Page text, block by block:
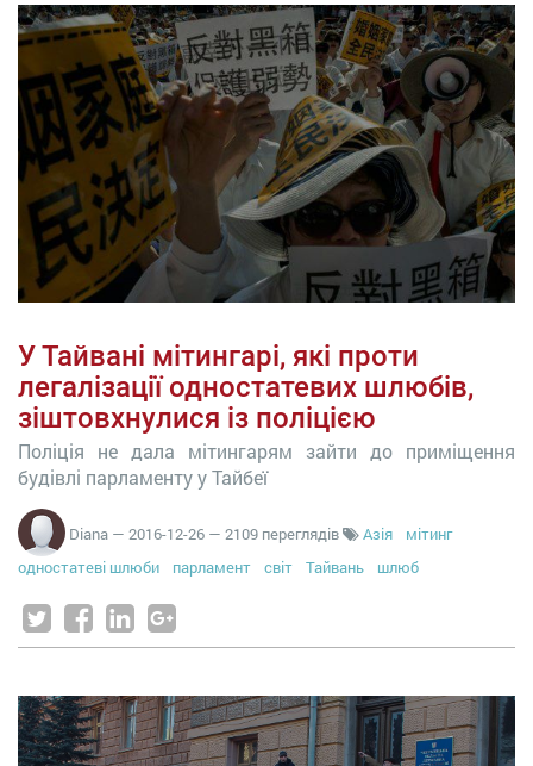
У Тайвані мітингарі, які проти
легалізації одностатевих шлюбів,
зіштовхнулися із поліцією
Поліція не дала мітингарям зайти до приміщення
будівлі парламенту у Тайбеї
Diana — 2016-12-26 — 2109 переглядів Азія
мітинг
одностатеві шлюби
парламент світ Тайвань шлюб